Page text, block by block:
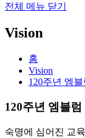
전체 메뉴 닫기
Vision
홈
Vision
120주년 엠블
120주년 엠블럼
숙명에 심어진 교